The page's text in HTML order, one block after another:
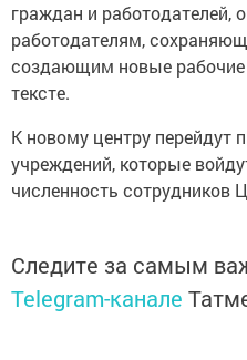
граждан и работодателей,
работодателям,
создающим новые рабочие
тексте.
К новому центру перейдут
учреждений, которые
численность сотрудников
Следите за самым
Telegram-канале